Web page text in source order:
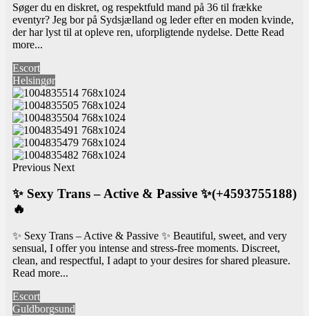
Søger du en diskret, og respektfuld mand på 36 til frække
eventyr? Jeg bor på Sydsjælland og leder efter en moden kvinde,
der har lyst til at opleve ren, uforpligtende nydelse. Dette Read
more...
Escort
Helsingør
Previous Next
✨ Sexy Trans – Active & Passive ✨(+4593755188)
🔥
✨ Sexy Trans – Active & Passive ✨ Beautiful, sweet, and very
sensual, I offer you intense and stress-free moments. Discreet,
clean, and respectful, I adapt to your desires for shared pleasure.
Read more...
Escort
Guldborgsund